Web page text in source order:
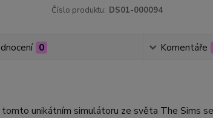
Číslo produktu: DS01-000094
0 Komentáře
unikátním simulátoru ze světa The Sims